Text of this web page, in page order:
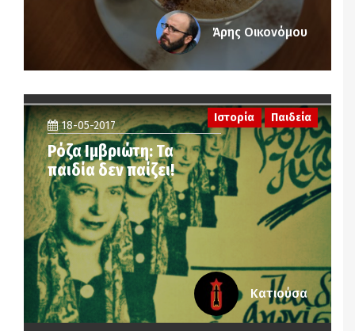
Άρης Οικονόμου
18-05-2017
Ρόζα Ιμβριώτη: Τα
παιδία δεν παίζει!
Ιστορία Παιδεία
Κατιούσα